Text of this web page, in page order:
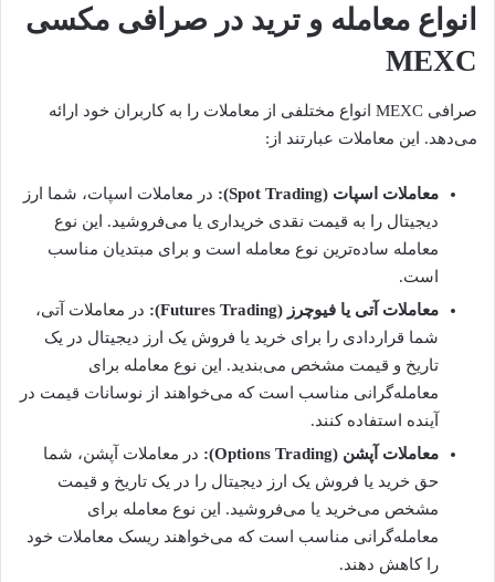
انواع معامله و ترید در صرافی مکسی
MEXC
صرافی MEXC انواع مختلفی از معاملات را به کاربران خود ارائه
می‌دهد. این معاملات عبارتند از:
معاملات اسپات (Spot Trading):
در معاملات اسپات، شما ارز
دیجیتال را به قیمت نقدی خریداری یا می‌فروشید. این نوع
معامله ساده‌ترین نوع معامله است و برای مبتدیان مناسب
است.
معاملات آتی یا فیوچرز (Futures Trading):
در معاملات آتی،
شما قراردادی را برای خرید یا فروش یک ارز دیجیتال در یک
تاریخ و قیمت مشخص می‌بندید. این نوع معامله برای
معامله‌گرانی مناسب است که می‌خواهند از نوسانات قیمت در
آینده استفاده کنند.
معاملات آپشن (Options Trading):
در معاملات آپشن، شما
حق خرید یا فروش یک ارز دیجیتال را در یک تاریخ و قیمت
مشخص می‌خرید یا می‌فروشید. این نوع معامله برای
معامله‌گرانی مناسب است که می‌خواهند ریسک معاملات خود
را کاهش دهند.